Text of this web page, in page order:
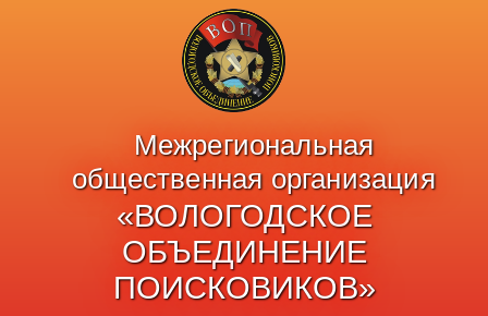
Межрегиональная
общественная организация
«ВОЛОГОДСКОЕ
ОБЪЕДИНЕНИЕ
ПОИСКОВИКОВ»